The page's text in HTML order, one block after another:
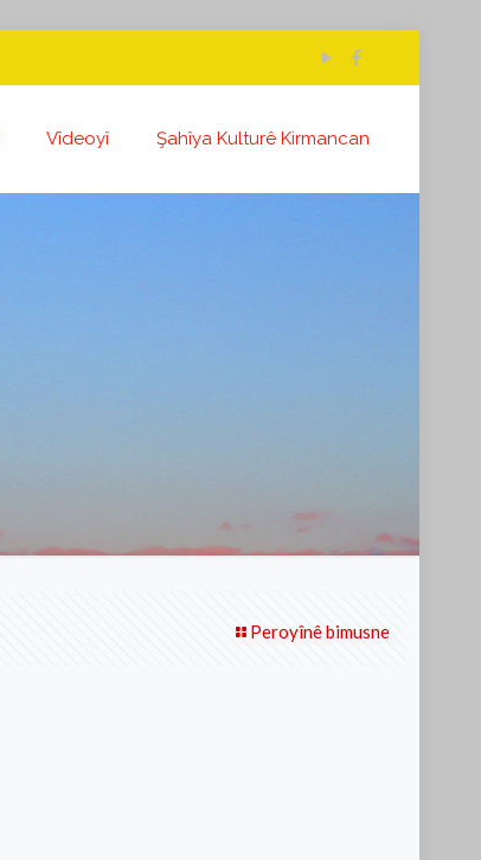
Vîdeoyî Şahîya Kulturê Kirmancan
Peroyînê bimusne